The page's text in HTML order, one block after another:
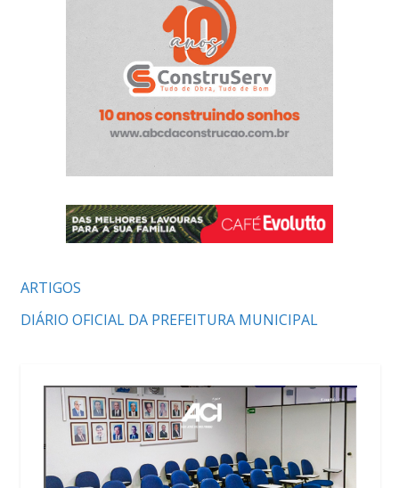
ARTIGOS
DIÁRIO OFICIAL DA PREFEITURA MUNICIPAL